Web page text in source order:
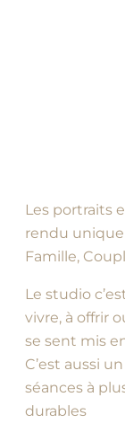
Les portraits
rendu unique
Famille,
Le studio
vivre, à offrir
se sent mis
C’est aussi
séances à
durables